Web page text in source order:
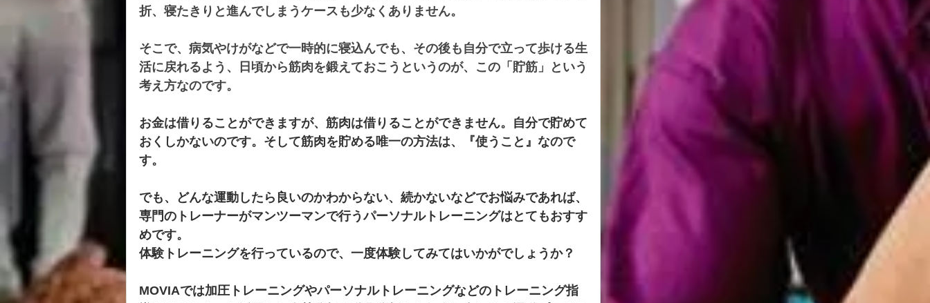
折、寝たきりと進んでしまうケースも少なくありません。
そこで、病気やけがなどで一時的に寝込んでも、その後も自分で立って歩ける生
活に戻れるよう、日頃から筋肉を鍛えておこうというのが、この「貯筋」という
考え方なのです。
お金は借りることができますが、筋肉は借りることができません。自分で貯めて
おくしかないのです。そして筋肉を貯める唯一の方法は、『使うこと』なので
す。
でも、どんな運動したら良いのかわからない、続かないなどでお悩みであれば、
専門のトレーナーがマンツーマンで行うパーソナルトレーニングはとてもおすす
めです。
体験トレーニングを行っているので、一度体験してみてはいかがでしょうか？
MOVIAでは加圧トレーニングやパーソナルトレーニングなどのトレーニング指